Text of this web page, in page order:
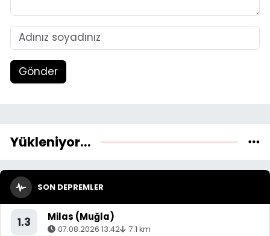
Gönder
Yükleniyor...
SON DEPREMLER
1.3 Milas (Muğla)
07.08.2026 13:42 7.1 km